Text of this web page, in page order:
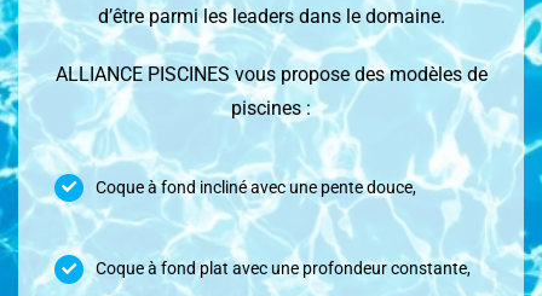
d’être parmi les leaders dans le domaine.
ALLIANCE PISCINES vous propose des modèles de
piscines :
Coque à fond incliné avec une pente douce,
Coque à fond plat avec une profondeur constante,